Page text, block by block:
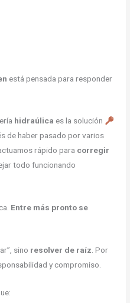
está pensada para responder
hidraúlica es la solución
de haber pasado por varios
rápido para corregir
todo funcionando
Entre más pronto se
sino resolver de raíz . Por
y compromiso.